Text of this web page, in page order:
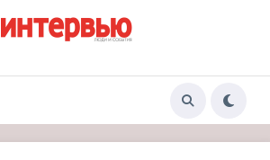
Журнал «Интервью:
Люди и события»
Люди и события